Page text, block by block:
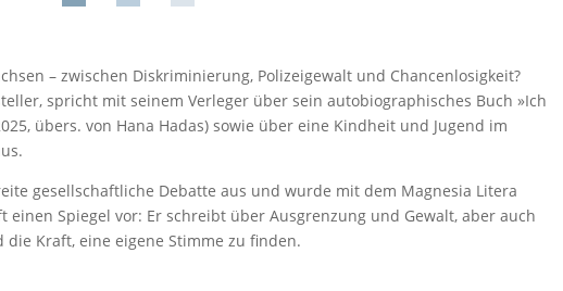
– zwischen Diskriminierung, Polizeigewalt und Chancenlosigkeit?
spricht mit seinem Verleger über sein autobiographisches Buch »Ich
übers. von Hana Hadas) sowie über eine Kindheit und Jugend im
gesellschaftliche Debatte aus und wurde mit dem Magnesia Litera
einen Spiegel vor: Er schreibt über Ausgrenzung und Gewalt, aber auch
Kraft, eine eigene Stimme zu finden.